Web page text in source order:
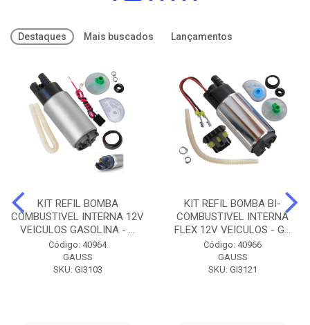
Destaques Mais buscados Lançamentos
KIT REFIL BOMBA
COMBUSTIVEL INTERNA 12V
VEICULOS GASOLINA - ...
Código: 40964
GAUSS
SKU: GI3103
KIT REFIL BOMBA BI-
COMBUSTIVEL INTERNA
FLEX 12V VEICULOS - G...
Código: 40966
GAUSS
SKU: GI3121